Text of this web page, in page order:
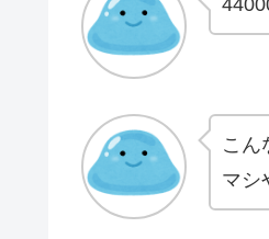
こん
マシ